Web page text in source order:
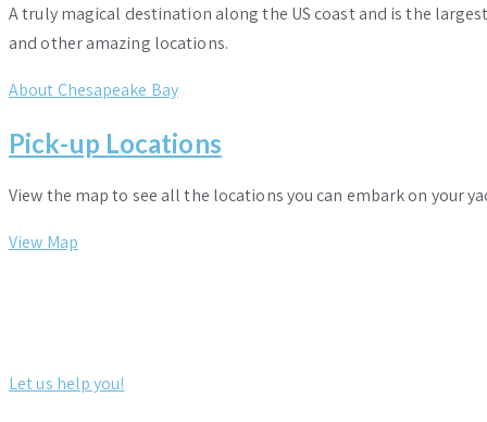
A truly magical destination along the US coast and is the
and other amazing locations.
About Chesapeake Bay
Pick-up Locations
View the map to see all the locations you can embark on your
View Map
Let us help you!